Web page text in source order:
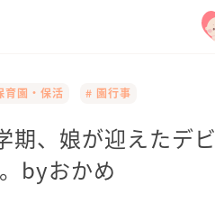
育園・保活 # 園行事
期、娘が迎えたデ
byおかめ